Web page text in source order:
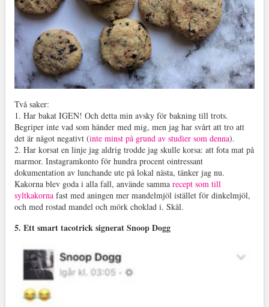
Två saker:
1. Har bakat IGEN! Och detta min avsky för bakning till trots.
Begriper inte vad som händer med mig, men jag har svårt att tro att
det är något negativt (inte minst på grund av studier som denna).
2. Har korsat en linje jag aldrig trodde jag skulle korsa: att fota mat på
marmor. Instagramkonto för hundra procent ointressant
dokumentation av lunchande ute på lokal nästa, tänker jag nu.
Kakorna blev goda i alla fall, använde samma recept som till
syltkakornafast med aningen mer mandelmjöl istället för dinkelmjöl,
och med rostad mandel och mörk choklad i. Skål.
5. Ett smart tacotrick signerat Snoop Dogg